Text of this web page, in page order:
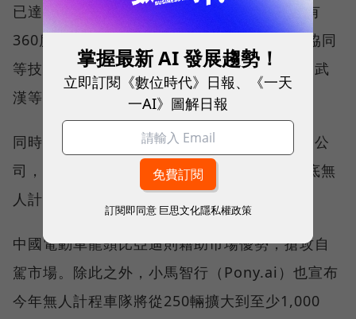
已達「高度自動駕駛」（Level 4）級別，擁有
360度雷達探測、100毫秒低延遲，以及車路協同
等技術，目前已在北京、深圳、上海、廣州、武
漢等超過10個城市開放無人計程車營運上路。
同時，中國滴滴出行跟廣汽集團聯手成立合資公
司，共同開發Level 4的自駕系統，預計今年底無
人計程車將加入滴滴出行車隊服役。
中國電動車龍頭比亞迪則藉助市場優勢，搶攻自
駕市場。除此之外，小馬智行（Pony.ai）也宣布
今年無人計程車隊將從250輛擴大到至少1,000
掌握最新 AI 發展趨勢！
立即訂閱《數位時代》日報、《一天
一AI》圖解日報
訂閱即同意 巨思文化隱私權政策